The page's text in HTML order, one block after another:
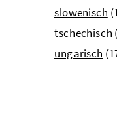
slowenisch
tschechisch
ungarisch